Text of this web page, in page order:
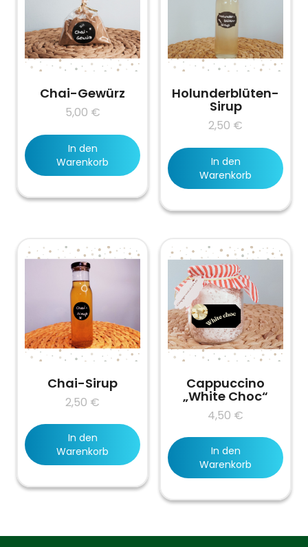
Chai-Gewürz
5,00 €
In den
Warenkorb
Holunderblüten-
Sirup
2,50 €
In den
Warenkorb
Chai-Sirup
2,50 €
In den
Warenkorb
Cappuccino
„White Choc“
4,50 €
In den
Warenkorb